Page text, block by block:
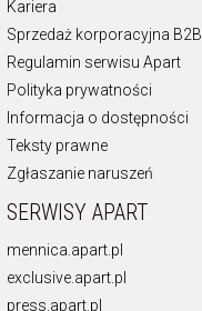
Kariera
Sprzedaż korporacyjna B2B
Regulamin serwisu Apart
Polityka prywatności
Informacja o dostępności
Teksty prawne
Zgłaszanie naruszeń
SERWISY APART
mennica.apart.pl
exclusive.apart.pl
press.apart.pl